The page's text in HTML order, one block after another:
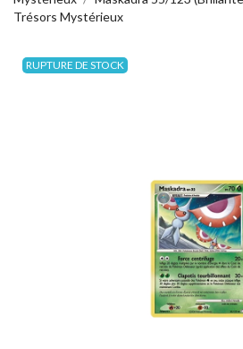
Trésors Mystérieux
RUPTURE DE STOCK